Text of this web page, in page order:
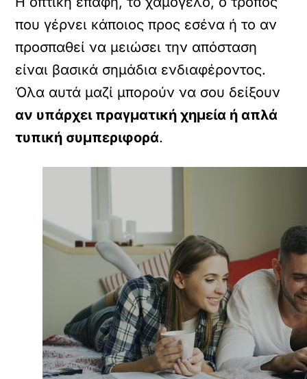
που γέρνει κάποιος προς εσένα ή το αν
προσπαθεί να μειώσει την απόσταση
είναι βασικά σημάδια ενδιαφέροντος.
Όλα αυτά μαζί μπορούν να σου δείξουν
αν υπάρχει πραγματική χημεία ή απλά
τυπική συμπεριφορά.